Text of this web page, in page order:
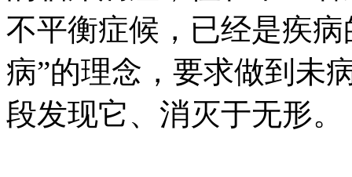
不平衡症候，已经是疾
病”的理念，要求做到未
段发现它、消灭于无形。